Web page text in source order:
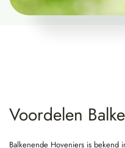
Voordelen
Balkenende Hoveniers is